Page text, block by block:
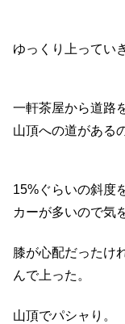
ゆっくり上ってい
一軒茶屋から道路
山頂への道がある
15%ぐらいの斜度
カーが多いので気
膝が心配だったけ
んで上った。
山頂でパシャり。